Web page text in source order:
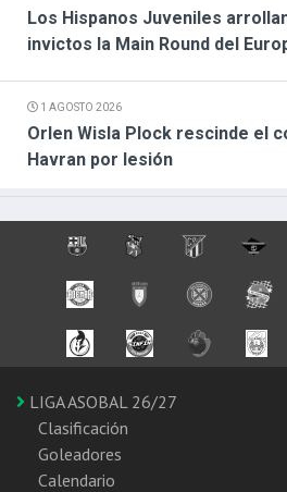
Los Hispanos Juveniles
invictos la Main Round del
1 AGOSTO 2026
Orlen Wisla Plock rescinde el
Havran por lesión
LIGA ASOBAL 26/27
Clasificación
Goleadores
Calendario